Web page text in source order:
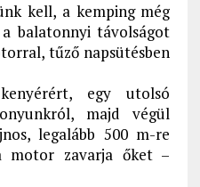
kell, a kemping még
balatonnyi távolságot
tűző napsütésben
egy utolsó
majd végül
legalább 500 m-re
motor zavarja őket –